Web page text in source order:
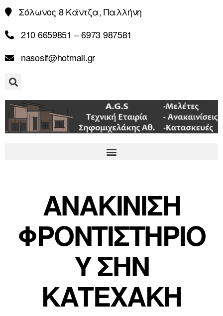
Σόλωνος 8 Κάντζα, Παλλήνη
210 6659851 – 6973 987581
nasosif@hotmail.gr
ΑΝΑΚΙΝΙΣΗ
ΦΡΟΝΤΙΣΤΗΡΙΟ
Υ ΣΗΝ
ΚΑΤΕΧΑΚΗ